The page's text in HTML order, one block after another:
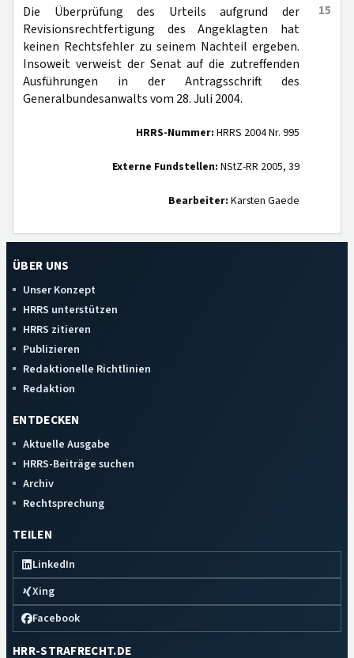
15
Die Überprüfung des Urteils aufgrund der
Revisionsrechtfertigung des Angeklagten hat
keinen Rechtsfehler zu seinem Nachteil ergeben.
Insoweit verweist der Senat auf die zutreffenden
Ausführungen in der Antragsschrift des
Generalbundesanwalts vom 28. Juli 2004.
HRRS-Nummer: HRRS 2004 Nr. 995
Externe Fundstellen: NStZ-RR 2005, 39
Bearbeiter: Karsten Gaede
ÜBER UNS
Unser Konzept
HRRS unterstützen
HRRS zitieren
Publizieren
Redaktionelle Richtlinien
Redaktion
ENTDECKEN
Aktuelle Ausgabe
HRRS-Beiträge suchen
Archiv
Rechtsprechung
TEILEN
LinkedIn
Xing
Facebook
HRR-STRAFRECHT.DE